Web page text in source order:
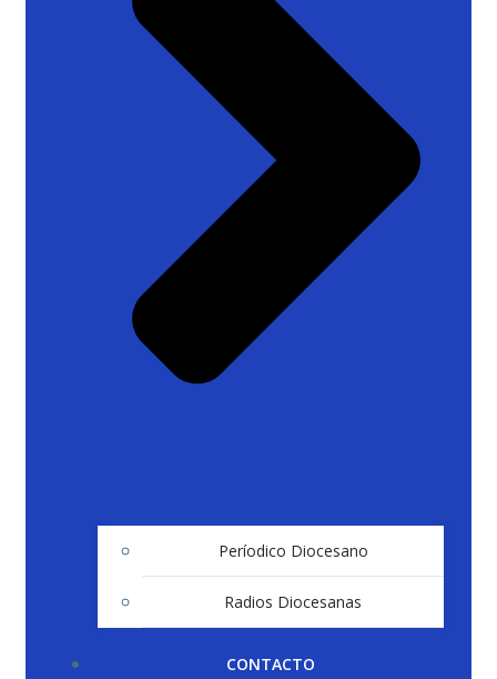
Períodico Diocesano
Radios Diocesanas
CONTACTO